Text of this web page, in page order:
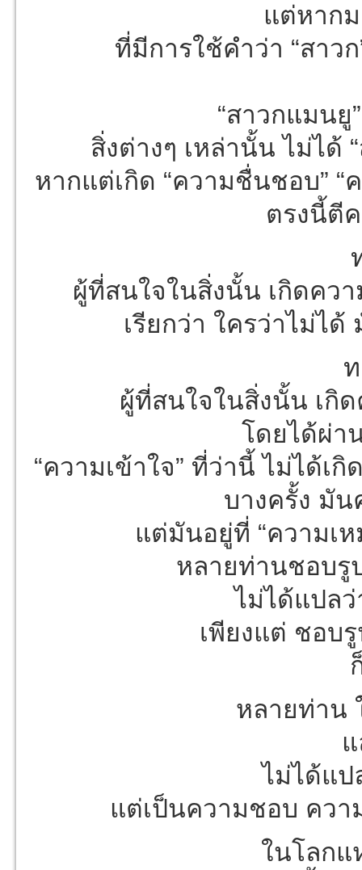
แต่หาก
ที่มีการใช้คำว่า “สาว
“สาวกแมนยู
สิ่งต่างๆ เหล่านั้น ไม่ได้
หากแต่เกิด “ความชื่นชอบ” “
ตรงนี้ตี
ผู้ที่สนใจในสิ่งนั้น เกิดควา
เรียกว่า ใครว่าไม่ไ
ผู้ที่สนใจในสิ่งนั้น เกิด
โดยได้ผ่า
“ความเข้าใจ” ที่ว่านี้ ไม่ได้เ
บางครั้ง มั
แต่มันอยู่ที่ “ความเ
หลายท่านชอบรู
ไม่ได้แปล
เพียงแต่ ชอบ
หลายท่าน
ไม่ได้แป
แต่เป็นความชอบ คว
ในโลกแ